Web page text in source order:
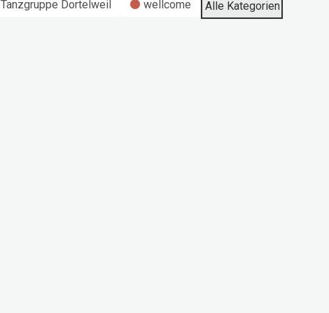
Tanzgruppe Dortelweil wellcome Alle Kategorien